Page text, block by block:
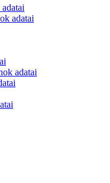
adatai
adatai